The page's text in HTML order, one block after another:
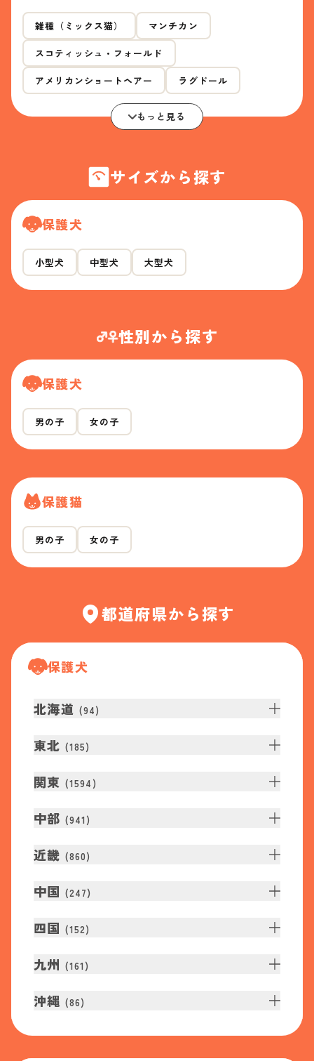
雑種（ミックス猫） マンチカン
スコティッシュ・フォールド
アメリカンショートヘアー ラグドール
もっと見る
サイズから探す
保護犬
小型犬 中型犬 大型犬
性別から探す
保護犬
男の子 女の子
保護猫
男の子 女の子
都道府県から探す
保護犬
北海道 (94)
東北 (185)
関東 (1594 )
中部 (941 )
近畿 (860)
中国 (247)
四国 (152)
九州 (161 )
沖縄 (86)